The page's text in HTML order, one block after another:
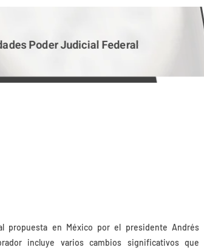
Poder Judicial Federal
propuesta en México por el presidente Andrés
incluye varios cambios significativos que